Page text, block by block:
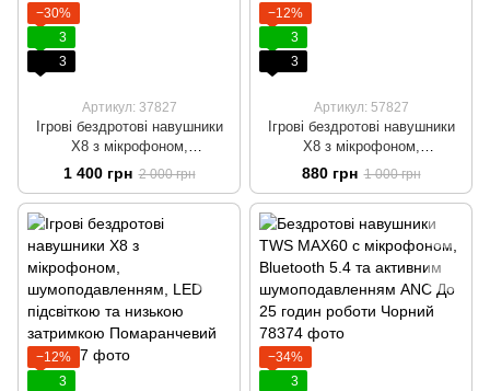
−30%
3
3
Артикул: 37827
Ігрові бездротові навушники
X8 з мікрофоном,
шумоподавленням, LED
підсвіткою та низькою
затримкою
1 400 грн 2 000 грн
−12%
3
3
Артикул: 57827
Ігрові бездротові навушники
X8 з мікрофоном,
шумоподавленням, LED
підсвіткою та низькою
затримкою Синій
880 грн 1 000 грн
−12%
3
−34%
3